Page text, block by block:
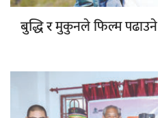
बुद्धि रमुकुनले फिल्म पढाउने